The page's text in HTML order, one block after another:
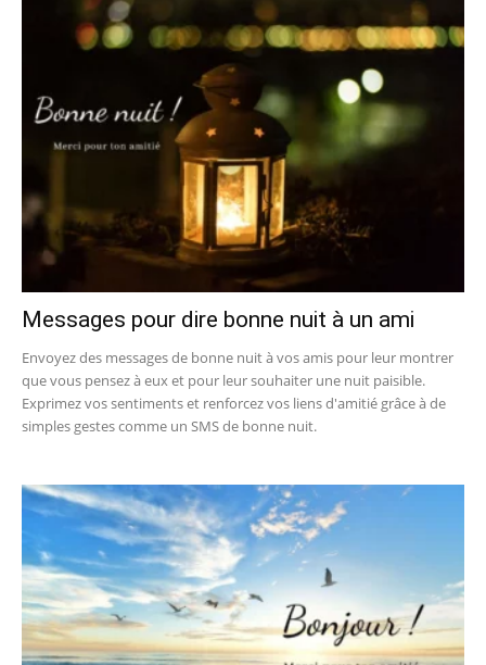
Messages pour dire bonne nuit à un ami
Envoyez des messages de bonne nuit à vos amis pour leur montrer
que vous pensez à eux et pour leur souhaiter une nuit paisible.
Exprimez vos sentiments et renforcez vos liens d'amitié grâce à de
simples gestes comme un SMS de bonne nuit.